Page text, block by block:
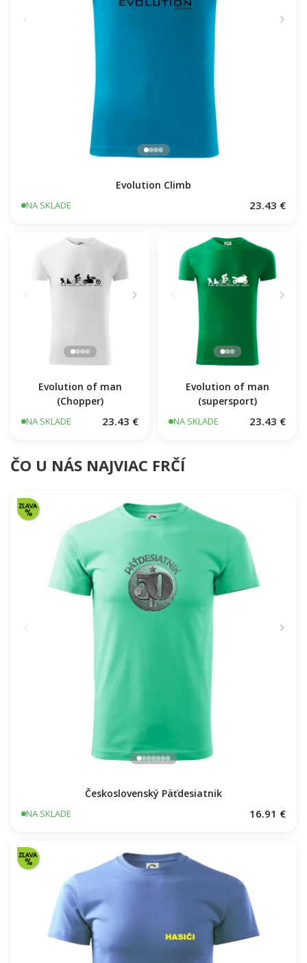
Evolution Climb
NA SKLADE 23.43 €
Evolution of man
(Chopper)
NA SKLADE 23.43 €
Evolution of man
(supersport)
NA SKLADE 23.43 €
ČO U NÁS NAJVIAC FRČÍ
Československý Päťdesiatnik
NA SKLADE 16.91 €